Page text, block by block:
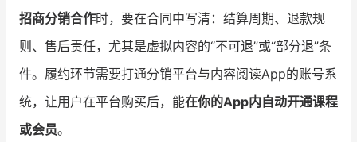
招商分销合作时，要在合同中写清：结算周期、退款规
则、售后责任，尤其是虚拟内容的“不可退”或“部分退”条
件。履约环节需要打通分销平台与内容阅读App的账号系
统，让用户在平台购买后，能在你的App内自动开通课程
或会员。